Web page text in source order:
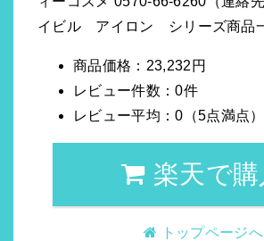
イビル アイロン シリーズ商品
商品価格：23,232円
レビュー件数：0件
レビュー平均：0（5点満点）
楽天で購
トップページへ